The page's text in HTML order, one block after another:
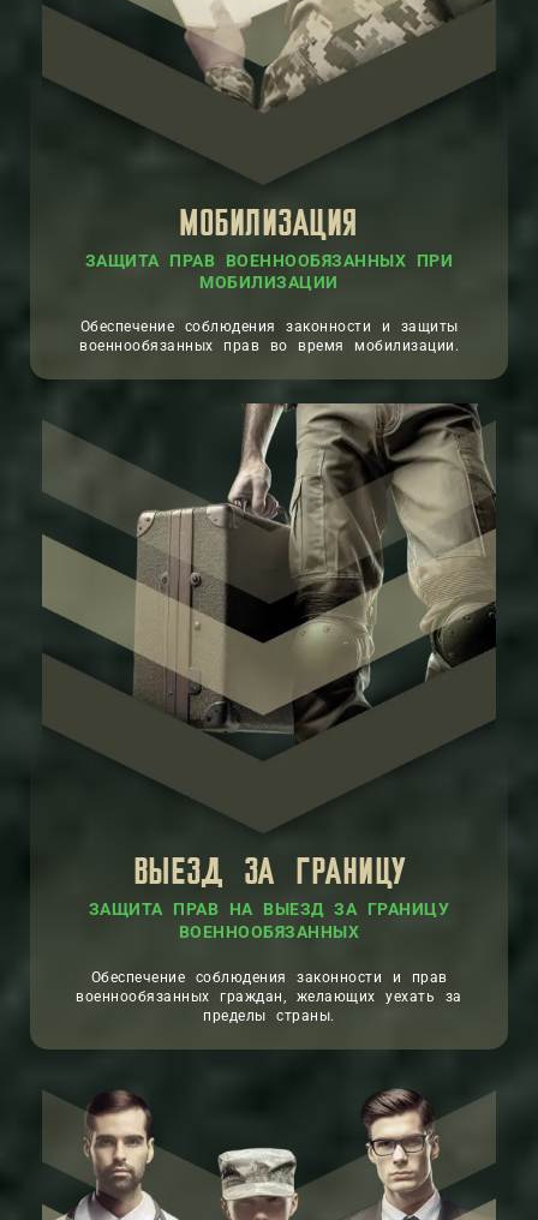
МОБИЛИЗАЦИЯ
ЗАЩИТА ПРАВ ВОЕННООБЯЗАННЫХ ПРИ
МОБИЛИЗАЦИИ
Обеспечение соблюдения законности и защиты
военнообязанных прав во время мобилизации.
ВЫЕЗД ЗА ГРАНИЦУ
ЗАЩИТА ПРАВ НА ВЫЕЗД ЗА ГРАНИЦУ
ВОЕННООБЯЗАННЫХ
Обеспечение соблюдения законности и прав
военнообязанных граждан, желающих уехать за
пределы страны.